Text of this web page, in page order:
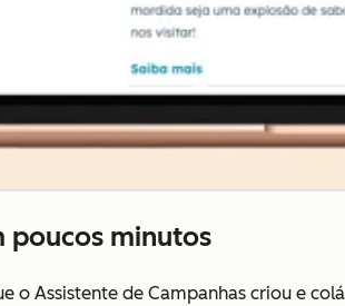
poucos minutos
o Assistente de Campanhas criou e